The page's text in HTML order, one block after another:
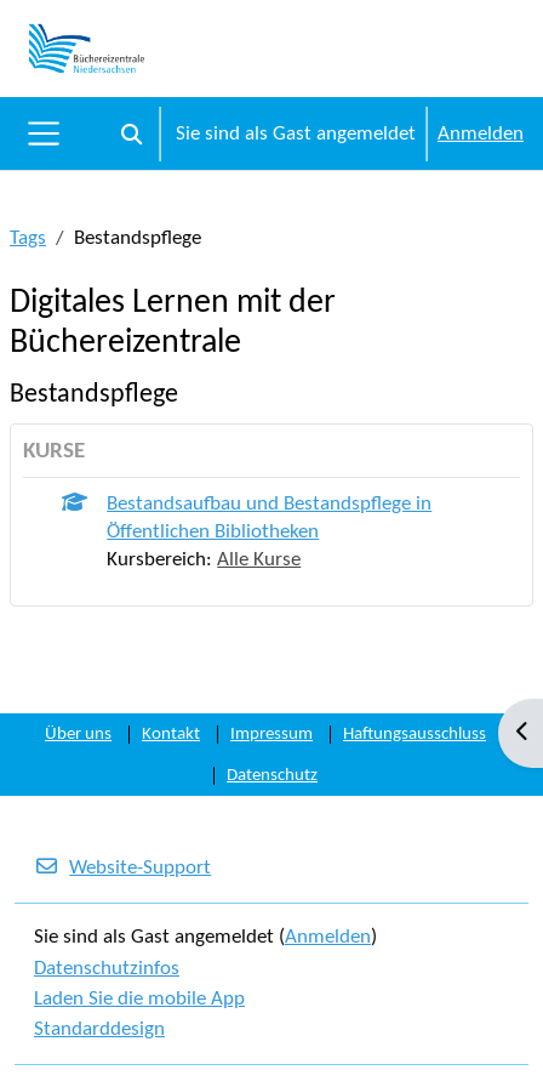
Website-Übersicht
Sucheingabe umschalten
Sie sind als Gast angemeldet Anmelden
Tags Bestandspflege
Digitales Lernen mit der
Büchereizentrale
Bestandspflege
KURSE
Bestandsaufbau und Bestandspflege in
Öffentlichen Bibliotheken
Kursbereich:Alle Kurse
Über uns Kontakt Impressum Haftungsausschluss
Datenschutz
Website-Support
Sie sind als Gast angemeldet (Anmelden)
Datenschutzinfos
Laden Sie die mobile App
Standarddesign